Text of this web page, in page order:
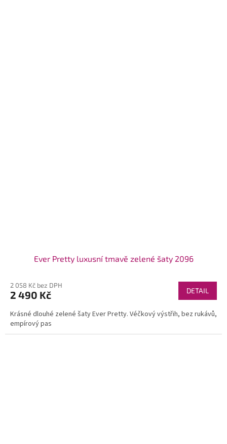
Ever Pretty luxusní tmavě zelené šaty 2096
2 058 Kč bez DPH
2 490 Kč DETAIL
Krásné dlouhé zelené šaty Ever Pretty. Véčkový výstřih, bez rukávů,
empírový pas